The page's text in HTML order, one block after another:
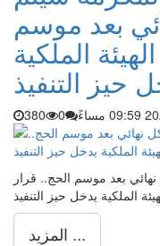
بعد موسم
الملكية
حيز التنفيذ
0
380
بعد موسم الحج.. قرار
الملكية يدخل حيز التنفيذ
المزيد ...